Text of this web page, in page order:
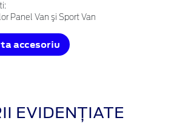
Panel Van şi Sport Van
accesoriu
EVIDENȚIATE